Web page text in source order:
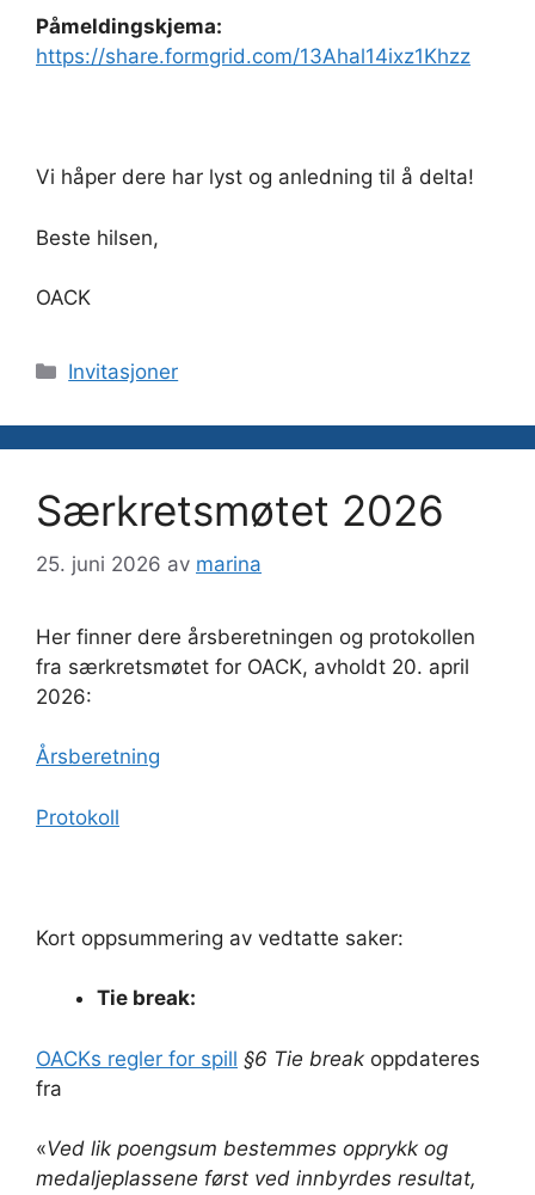
Påmeldingskjema:
https://share.formgrid.com/13Ahal14ixz1Khzz
Vi håper dere har lyst og anledning til å delta!
Beste hilsen,
OACK
Kategorier
Invitasjoner
Særkretsmøtet 2026
25. juni 2026 av marina
Her finner dere årsberetningen og protokollen
fra særkretsmøtet for OACK, avholdt 20. april
2026:
Årsberetning
Protokoll
Kort oppsummering av vedtatte saker:
Tie break:
OACKs regler for spill §6 Tie break oppdateres
fra
«Ved lik poengsum bestemmes opprykk og
medaljeplassene først ved innbyrdes resultat,